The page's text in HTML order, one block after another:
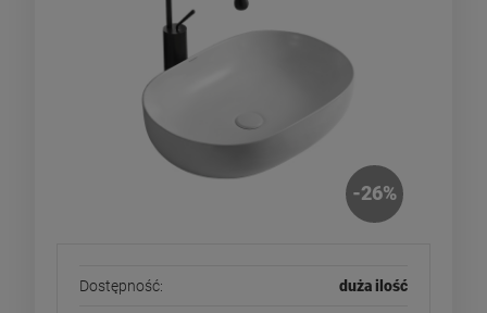
-26%
Dostępność: duża ilość